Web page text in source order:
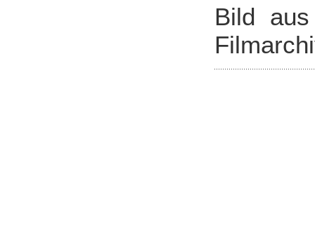
Bild